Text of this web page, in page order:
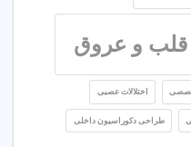
قلب و عروق
اختلالات عصبی
طراحی دکوراسیون داخلی